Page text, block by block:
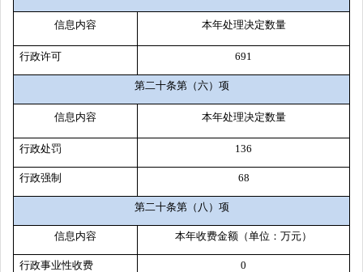
信息内容 本年处理决定数量
行政许可 691
第二十条第（六）项
信息内容 本年处理决定数量
行政处罚 136
行政强制 68
第二十条第（八）项
信息内容 本年收费金额（单位：万元）
行政事业性收费 0